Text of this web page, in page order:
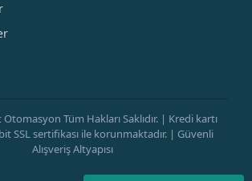
Tüm Hakları Saklıdır. | Kredi kartı
SSL sertifikası ile korunmaktadır. | Güvenli
Alışveriş Altyapısı